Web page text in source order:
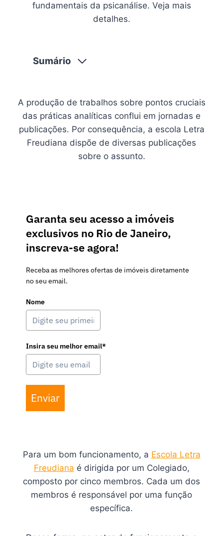
fundamentais da psicanálise. Veja mais
detalhes.
Sumário
A produção de trabalhos sobre pontos cruciais
das práticas analíticas conflui em jornadas e
publicações. Por consequência, a escola Letra
Freudiana dispõe de diversas publicações
sobre o assunto.
Garanta seu acesso a imóveis
exclusivos no Rio de Janeiro,
inscreva-se agora!
Receba as melhores ofertas de imóveis diretamente
no seu email.
Nome
Insira seu melhor email*
Enviar
Para um bom funcionamento, a Escola Letra
Freudiana é dirigida por um Colegiado,
composto por cinco membros. Cada um dos
membros é responsável por uma função
específica.